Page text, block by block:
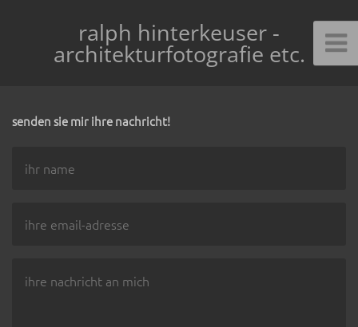
ralph hinterkeuser -
architekturfotografie etc.
senden sie mir ihre nachricht!